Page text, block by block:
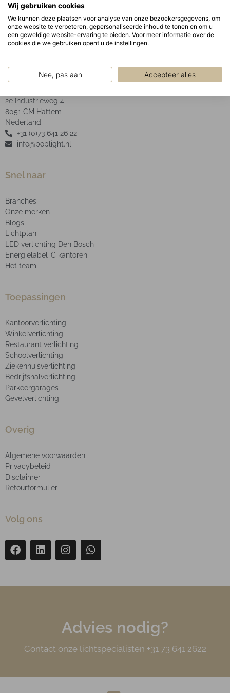
Wij gebruiken cookies
We kunnen deze plaatsen voor analyse van onze bezoekersgegevens, om
onze website te verbeteren, gepersonaliseerde inhoud te tonen en om u
een geweldige website-ervaring te bieden. Voor meer informatie over de
cookies die we gebruiken opent u de instellingen.
Nee, pas aan Accepteer alles
ring.
POP Light B.V.
2e Industrieweg 4
8051 CM Hattem
Nederland
+31 (0)73 641 26 22
info@poplight.nl
Snel naar
Branches
Onze merken
Blogs
Lichtplan
LED verlichting Den Bosch
Energielabel-C kantoren
Het team
Toepassingen
Kantoorverlichting
Winkelverlichting
Restaurant verlichting
Schoolverlichting
Ziekenhuisverlichting
Bedrijfshalverlichting
Parkeergarages
Gevelverlichting
Overig
Algemene voorwaarden
Privacybeleid
Disclaimer
Retourformulier
Volg ons
Advies nodig?
Contact onze lichtspecialisten +31 73 641 2622